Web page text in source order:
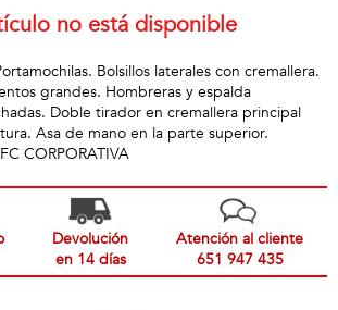
no está disponible
Bolsillos laterales con cremallera.
grandes. Hombreras y espalda
Doble tirador en cremallera principal
Asa de mano en la parte superior.
CORPORATIVA
Devolución
en 14 días
Atención al cliente
651 947 435